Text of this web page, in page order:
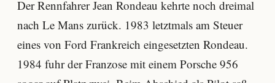
Der Rennfahrer Jean Rondeau kehrte noch dreimal
nach Le Mans zurück. 1983 letztmals am Steuer
eines von Ford Frankreich eingesetzten Rondeau.
1984 fuhr der Franzose mit einem Porsche 956